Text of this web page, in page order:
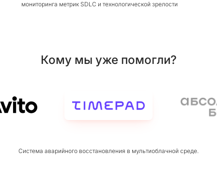
мониторинга метрик SDLC и технологической зрелости
Кому мы уже помогли?
Система аварийного восстановления в мультиоблачной среде.